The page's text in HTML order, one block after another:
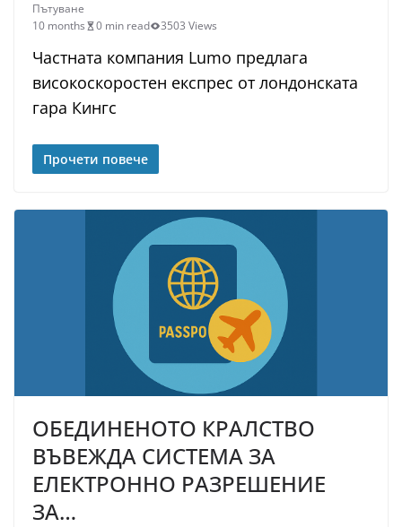
Пътуване
10 months
0 min read 3503 Views
Частната компания Lumo предлага
високоскоростен експрес от лондонската
гара Кингс
Прочети повече
ОБЕДИНЕНОТО КРАЛСТВО
ВЪВЕЖДА СИСТЕМА ЗА
ЕЛЕКТРОННО РАЗРЕШЕНИЕ
ЗА…